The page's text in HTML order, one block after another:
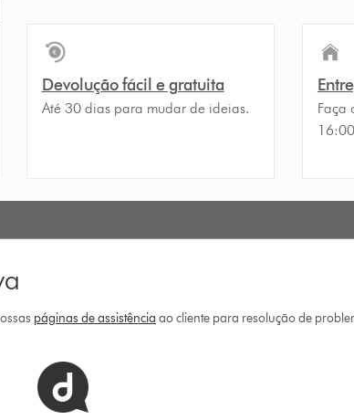
Devolução fácil e gratuita
Até 30 dias para mudar de ideias.
Faça
páginas de assistência ao cliente para resolução de